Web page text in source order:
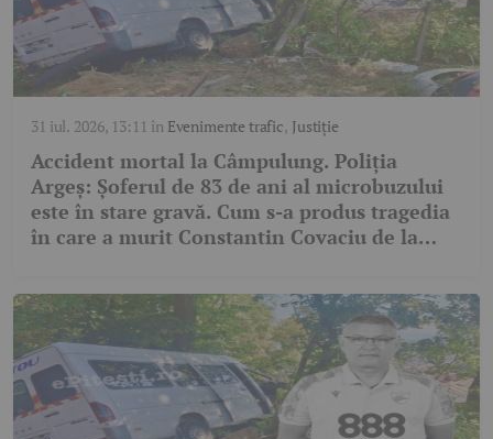
31 iul. 2026, 13:11 în Evenimente trafic, Justiție
Accident mortal la Câmpulung. Poliția
Argeș: Șoferul de 83 de ani al microbuzului
este în stare gravă. Cum s-a produs tragedia
în care a murit Constantin Covaciu de la